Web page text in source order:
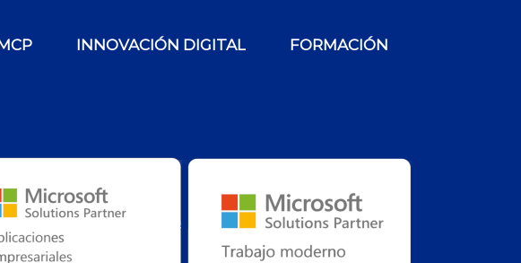
INNOVACIÓN DIGITAL
FORMACIÓN